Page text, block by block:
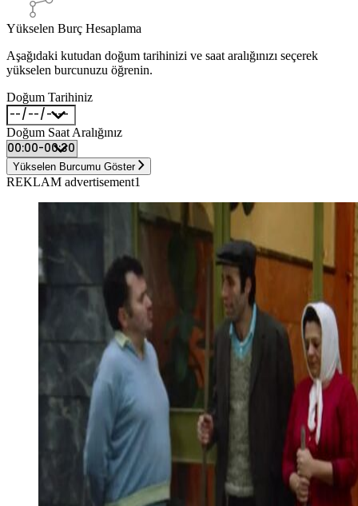
Yükselen Burç Hesaplama
Aşağıdaki kutudan doğum tarihinizi ve saat aralığınızı seçerek
yükselen burcunuzu öğrenin.
Doğum Tarihiniz
Doğum Saat Aralığınız
Yükselen Burcumu Göster
REKLAM advertisement1